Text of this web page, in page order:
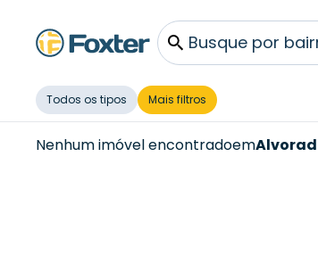
Busque por
Todos os tipos Mais filtros
Nenhum imóvel encontradoem